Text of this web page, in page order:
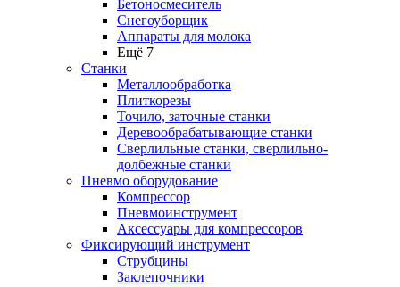
Бетоносмеситель
Снегоуборщик
Аппараты для молока
Ещё 7
Станки
Металлообработка
Плиткорезы
Точило, заточные станки
Деревообрабатывающие станки
Сверлильные станки, сверлильно-
долбежные станки
Пневмо оборудование
Компрессор
Пневмоинструмент
Аксессуары для компрессоров
Фиксирующий инструмент
Струбцины
Заклепочники